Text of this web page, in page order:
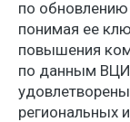
по
понимая ее
повышения
по данным
региональных